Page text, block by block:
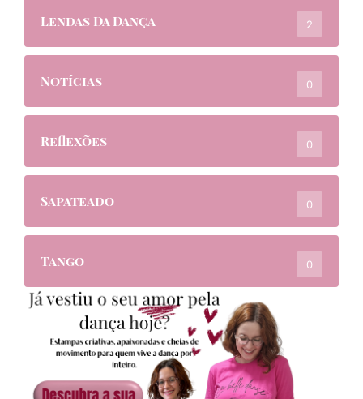
Lendas Da Dança 2
Notícias 0
Reflexões 0
Sapateado 0
Tango 0